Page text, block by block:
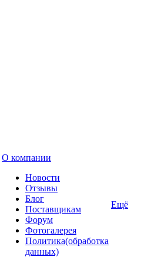
О компании
Новости
Отзывы
Блог
Поставщикам
Форум
Фотогалерея
Политика(обработка
данных)
Ещё